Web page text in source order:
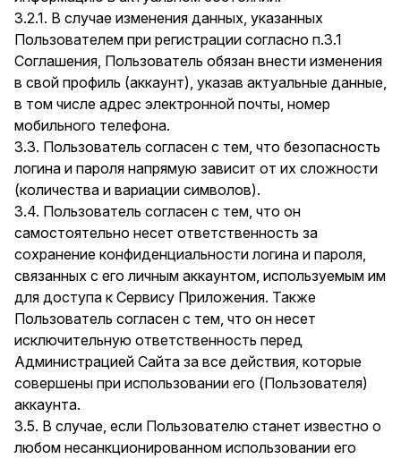
3.2.1. В случае изменения данных, указанных
Пользователем при регистрации согласно п.3.1
Соглашения, Пользователь обязан внести изменения
в свой профиль (аккаунт), указав актуальные данные,
в том числе адрес электронной почты, номер
мобильного телефона.
3.3. Пользователь согласен с тем, что безопасность
логина и пароля напрямую зависит от их сложности
(количества и вариации символов).
3.4. Пользователь согласен с тем, что он
самостоятельно несет ответственность за
сохранение конфиденциальности логина и пароля,
связанных с его личным аккаунтом, используемым им
для доступа к Сервису Приложения. Также
Пользователь согласен с тем, что он несет
исключительную ответственность перед
Администрацией Сайта за все действия, которые
совершены при использовании его (Пользователя)
аккаунта.
3.5. В случае, если Пользователю станет известно о
любом несанкционированном использовании его